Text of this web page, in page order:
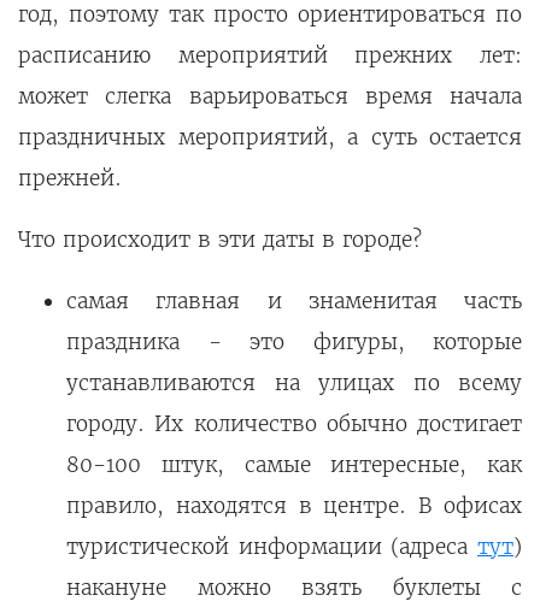
год, поэтому так просто ориентироваться по
расписанию мероприятий прежних лет:
может слегка варьироваться время начала
праздничных мероприятий, а суть остается
прежней.
Что происходит в эти даты в городе?
самая главная и знаменитая часть
праздника - это фигуры, которые
устанавливаются на улицах по всему
городу. Их количество обычно достигает
80-100 штук, самые интересные, как
правило, находятся в центре. В офисах
туристической информации (адреса тут)
накануне можно взять буклеты с